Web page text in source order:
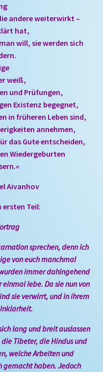
andere weiterwirkt –
hat,
will, sie werden sich
weiß,
und Prüfungen,
Existenz begegnet,
in früheren Leben sind,
annehmen,
das Gute entscheiden,
Wiedergeburten
Aivanhov
ersten Teil:
sprechen, denn ich
von euch manchmal
immer dahingehend
lebe. Da sie nun von
sie verwirrt, und in ihrem
lang und breit auslassen
Tibeter, die Hindus und
welche Arbeiten und
gemacht haben. Jedoch